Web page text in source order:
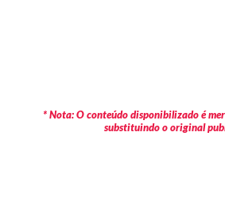
* Nota: O conteúdo disponibilizado é
substituindo o original